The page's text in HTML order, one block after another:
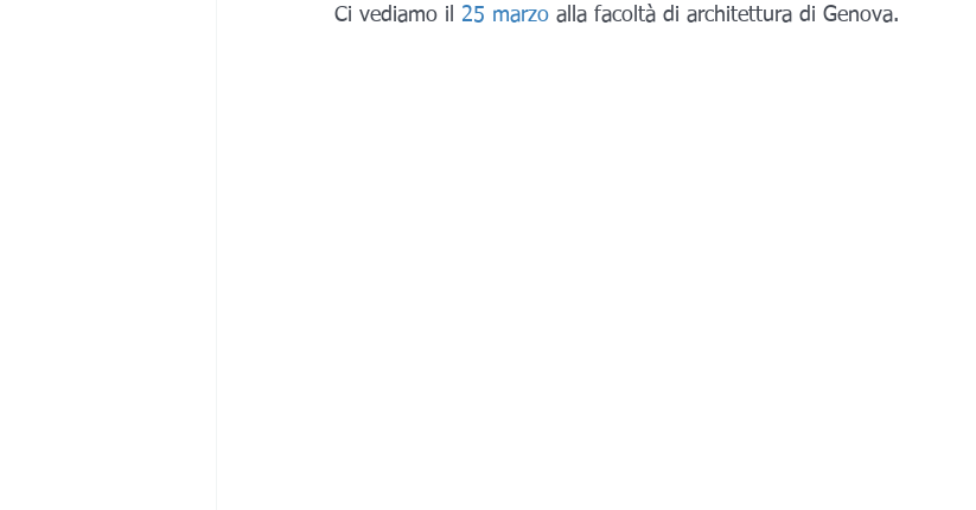
Ci vediamo il 25 marzo alla facoltà di architettura di Genova.